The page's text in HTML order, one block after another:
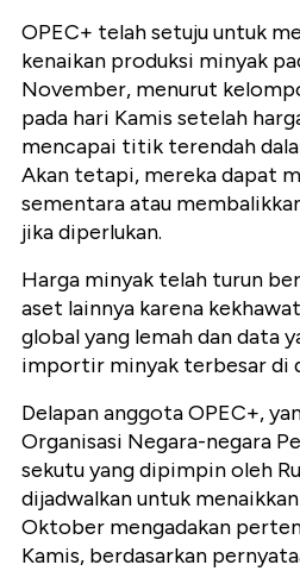
OPEC+ telah setuju untuk
kenaikan produksi minyak
November, menurut
pada hari Kamis setelah
mencapai titik terendah
Akan tetapi, mereka dapat
sementara atau
jika diperlukan.
Harga minyak telah turun
aset lainnya karena
global yang lemah dan data
importir minyak terbesar di
Delapan anggota OPEC+,
Organisasi Negara-negara
sekutu yang dipimpin oleh
dijadwalkan untuk
Oktober mengadakan
Kamis, berdasarkan